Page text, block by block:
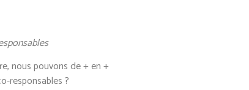
nous pouvons de + en +
responsables ?